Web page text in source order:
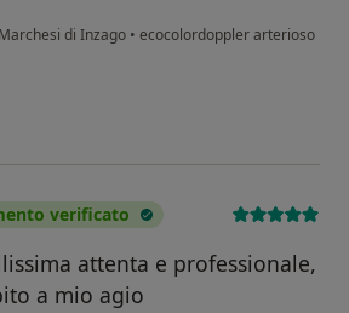
di Inzago • ecocolordoppler arterioso
Ugo angelo fornasier
verificato
attenta e professionale,
a mio agio